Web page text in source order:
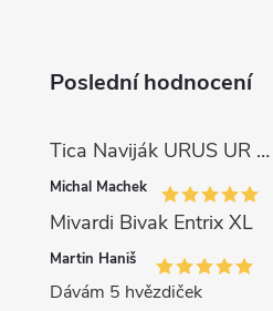
Poslední hodnocení
Tica Naviják URUS UR 4000
Michal Machek
Mivardi Bivak Entrix XL
Martin Haniš
Dávám 5 hvězdiček